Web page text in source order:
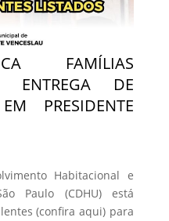
FAMÍLIAS
ENTREGA DE
PRESIDENTE
Habitacional e
Paulo (CDHU) está
(confira aqui) para